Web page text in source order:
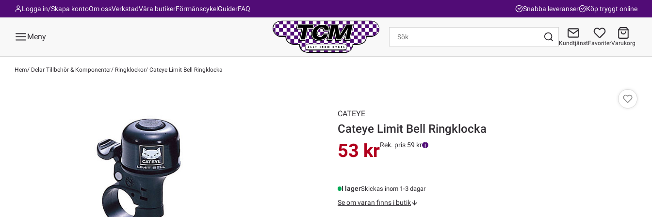
Om ossVerkstadVåra butikerFörmånscykelGuiderFAQ
Logga in/Skapa konto Snabba leveranser Köp tryggt online
Meny
KundtjänstFavoriterVarukorg
Hem Delar Tillbehör & Komponenter Ringklockor Cateye Limit Bell Ringklocka
CATEYE
Cateye Limit Bell Ringklocka
53 krRek. pris 59 kr
I lagerSkickas inom 1-3 dagar
Se om varan finns i butik